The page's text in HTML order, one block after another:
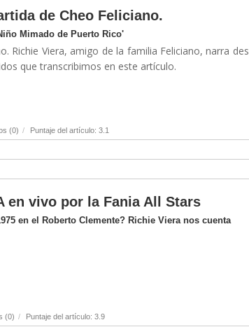
de Cheo Feliciano.
Mimado de Puerto Rico'
Richie Viera, amigo de la familia Feliciano, narra
que transcribimos en este artículo.
(0) / Puntaje del artículo: 3.1
en vivo por la Fania All Stars
en el Roberto Clemente? Richie Viera nos cuenta
(0) / Puntaje del artículo: 3.9